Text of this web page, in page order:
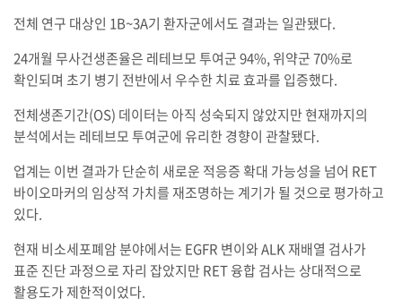
전체 연구 대상인 1B~3A기 환자군에서도 결과는 일관됐다.
24개월 무사건생존율은 레테브모 투여군 94%, 위약군 70%로
확인되며 초기 병기 전반에서 우수한 치료 효과를 입증했다.
전체생존기간(OS) 데이터는 아직 성숙되지 않았지만 현재까지의
분석에서는 레테브모 투여군에 유리한 경향이 관찰됐다.
업계는 이번 결과가 단순히 새로운 적응증 확대 가능성을 넘어 RET
바이오마커의 임상적 가치를 재조명하는 계기가 될 것으로 평가하고
있다.
현재 비소세포폐암 분야에서는 EGFR 변이와 ALK 재배열 검사가
표준 진단 과정으로 자리 잡았지만 RET 융합 검사는 상대적으로
활용도가 제한적이었다.